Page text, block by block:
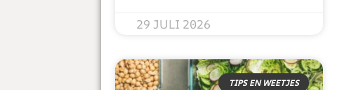
29 JULI 2026
TIPS EN WEETJES